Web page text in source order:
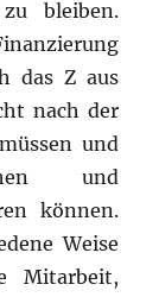
bleiben.
das Z aus
nach der
und
und
können.
Weise
Mitarbeit,